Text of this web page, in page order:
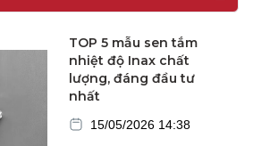
TOP 5 mẫu sen tắm
nhiệt độ Inax chất
lượng, đáng đầu tư
nhất
15/05/2026 14:38